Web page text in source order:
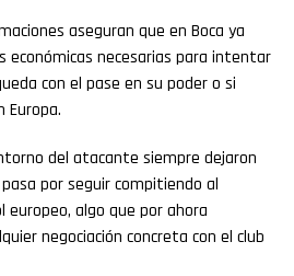
aseguran que en Boca ya
económicas necesarias para intentar
con el pase en su poder o si
Europa.
del atacante siempre dejaron
por seguir compitiendo al
algo que por ahora
negociación concreta con el club